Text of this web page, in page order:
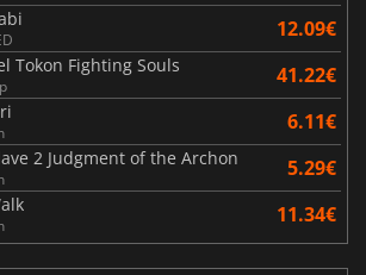
12.09€
Tokon Fighting Souls 41.22€
6.11€
2 Judgment of the Archon 5.29€
11.34€